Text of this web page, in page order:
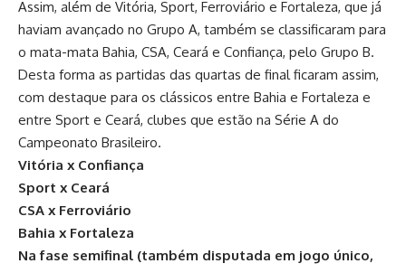
Assim, além de Vitória, Sport, Ferroviário e Fortaleza, que já
haviam avançado no Grupo A, também se classificaram para
o mata-mata Bahia, CSA, Ceará e Confiança, pelo Grupo B.
Desta forma as partidas das quartas de final ficaram assim,
com destaque para os clássicos entre Bahia e Fortaleza e
entre Sport e Ceará, clubes que estão na Série A do
Campeonato Brasileiro.
Vitória x Confiança
Sport x Ceará
CSA x Ferroviário
Bahia x Fortaleza
Na fase semifinal (também disputada em jogo único,